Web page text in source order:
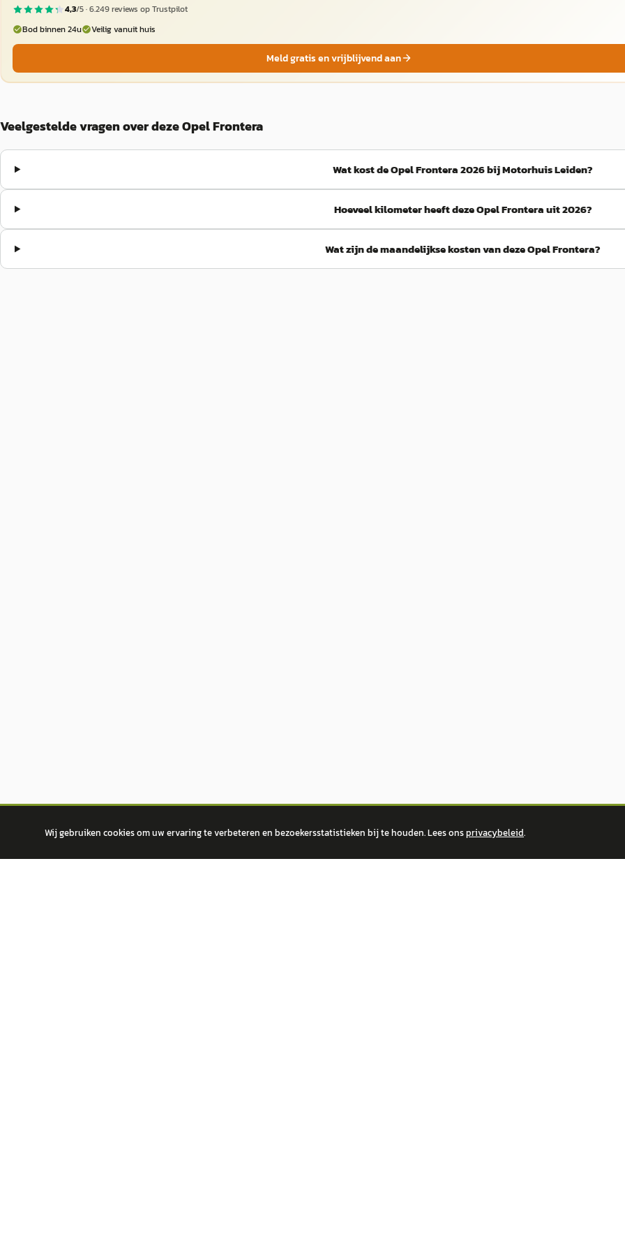
4,3/5 ·6.249reviews op Trustpilot
Bod binnen 24u
Veilig vanuit huis
Meld gratis en vrijblijvend aan
Veelgestelde vragen over deze Opel Frontera
Wat kost de Opel Frontera 2026 bij Motorhuis Leiden?
Hoeveel kilometer heeft deze Opel Frontera uit 2026?
Wat zijn de maandelijkse kosten van deze Opel Frontera?
Wij gebruiken cookies om uw ervaring te verbeteren en bezoekersstatistieken bij te houden. Lees onsprivacybeleid.